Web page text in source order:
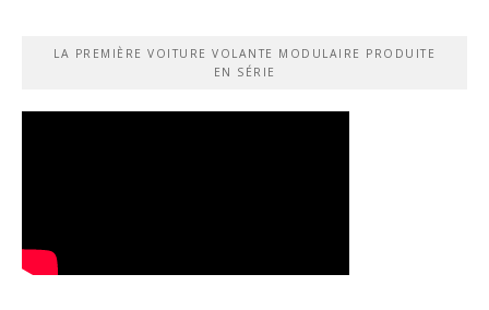
LA PREMIÈRE VOITURE VOLANTE MODULAIRE PRODUITE
EN SÉRIE